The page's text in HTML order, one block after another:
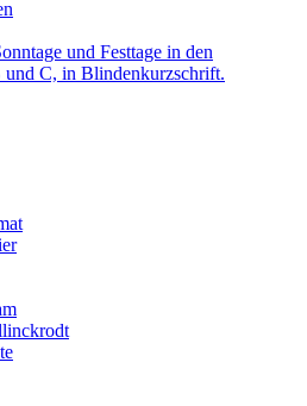
und Festtage in den
und C, in Blindenkurzschrift.